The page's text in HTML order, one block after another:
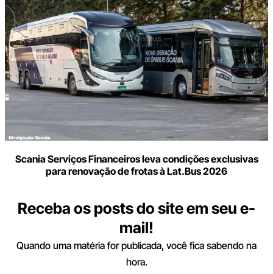
Scania Serviços Financeiros leva condições exclusivas
para renovação de frotas à Lat.Bus 2026
Receba os posts do site em seu e-
mail!
Quando uma matéria for publicada, você fica sabendo na
hora.